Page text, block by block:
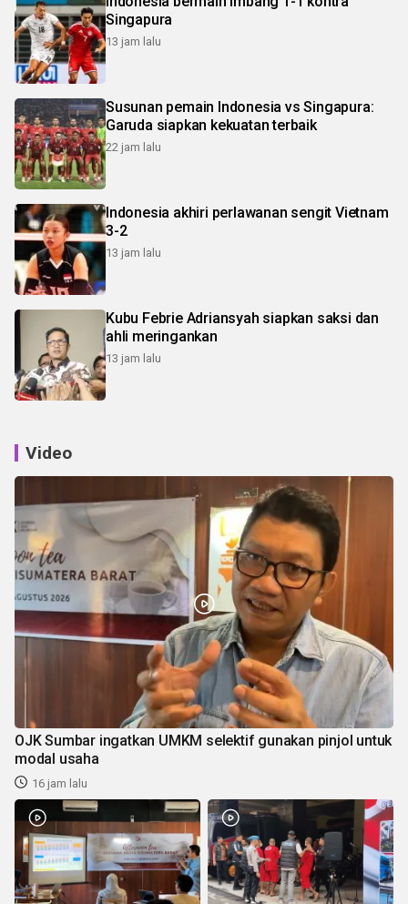
Singapura
13 jam lalu
Susunan pemain Indonesia vs Singapura:
Garuda siapkan kekuatan terbaik
22 jam lalu
Indonesia akhiri perlawanan sengit Vietnam
3-2
13 jam lalu
Kubu Febrie Adriansyah siapkan saksi dan
ahli meringankan
13 jam lalu
Video
OJK Sumbar ingatkan UMKM selektif gunakan pinjol untuk
modal usaha
16 jam lalu